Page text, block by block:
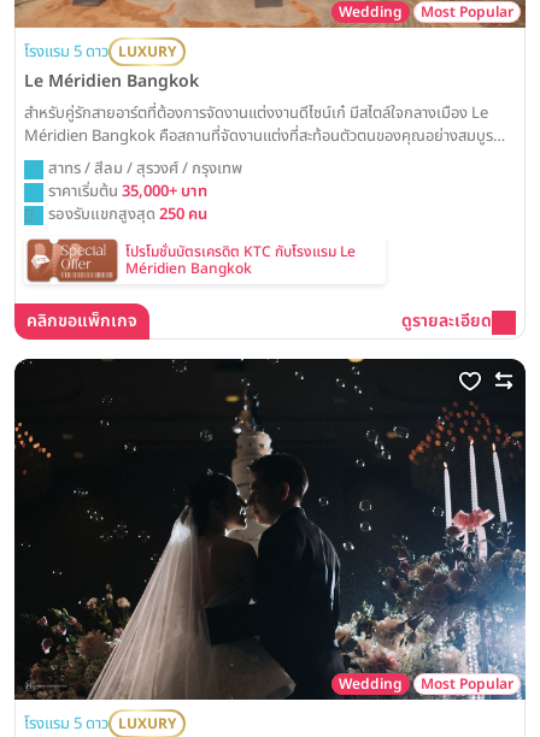
Wedding Most Popular
โรงแรม 5 ดาว LUXURY
Le Méridien Bangkok
สำหรับคู่รักสายอาร์ตที่ต้องการจัดงานแต่งงานดีไซน์เก๋ มีสไตล์ใจกลางเมือง Le
Méridien Bangkok คือสถานที่จัดงานแต่งที่สะท้อนตัวตนของคุณอย่างสมบูรณ์
แบบ ด้วยห้องจัดเลี้ยงดีไซน์ร่วมสมัย พร้อมเปลี่ยนวันสำคัญของคุณให้กลายเป็น
งานวิวาห์สุดชิคที่ไม่เหมือนใคร
สาทร / สีลม / สุรวงศ์ / กรุงเทพ
ราคาเริ่มต้น 35,000+ บาท
รองรับแขกสูงสุด 250 คน
โปรโมชั่นบัตรเครดิต KTC กับโรงแรม Le
Méridien Bangkok
คลิกขอแพ็กเกจ ดูรายละเอียด
Wedding Most Popular
โรงแรม 5 ดาว LUXURY